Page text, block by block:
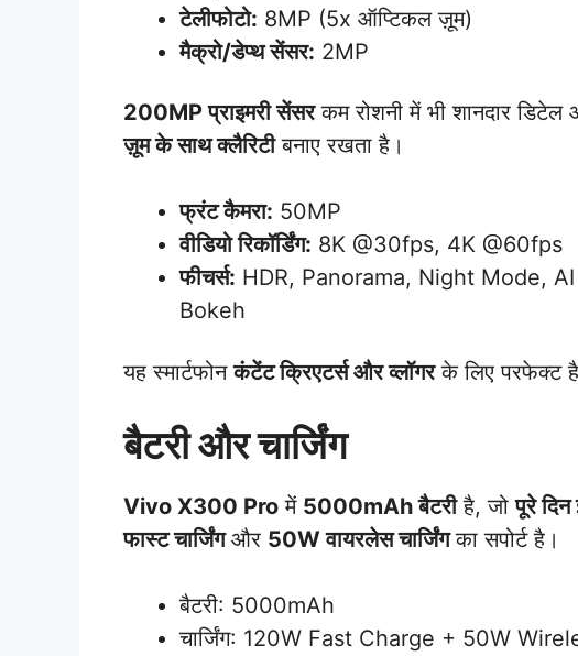
टेलीफोटो: 8MP (5x ऑप्टिकल ज़ूम)
मैक्रो/डेप्थ सेंसर: 2MP
200MP प्राइमरी सेंसरकम रोशनी में भी शानदार
ज़ूम के साथ क्लैरिटीबनाए रखता है।
फ्रंट कैमरा: 50MP
वीडियो रिकॉर्डिंग: 8K @30fps, 4K @60fps
फीचर्स: HDR, Panorama, Night Mode,
Bokeh
यह स्मार्टफोनकंटेंट क्रिएटर्स और व्लॉगरके लिए परफेक्ट
बैटरी और चार्जिंग
Vivo X300 Pro में 5000mAh बैटरीहै, जोपूरे दिन
फास्ट चार्जिंगऔर 50W वायरलेस चार्जिंगका सपोर्ट है।
बैटरी: 5000mAh
चार्जिंग: 120W Fast Charge + 50W